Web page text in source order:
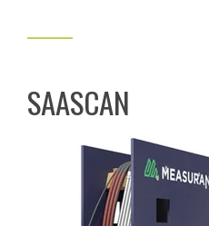
SAASCAN